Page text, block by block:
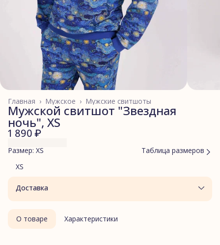
Мужские свитшоты
Мужское ›
Главная ›
Мужской свитшот "Звездная
ночь", XS
1 890 ₽
Размер: XS
Таблица размеров
XS
Доставка
О товаре Характеристики